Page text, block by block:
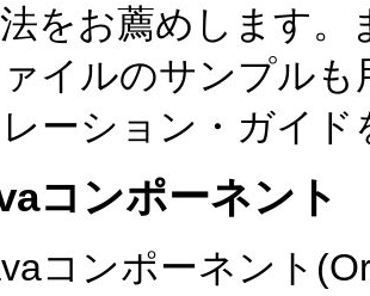
をお薦めします。
イルのサンプル
ーション・ガイ
コンポーネント
コンポーネント